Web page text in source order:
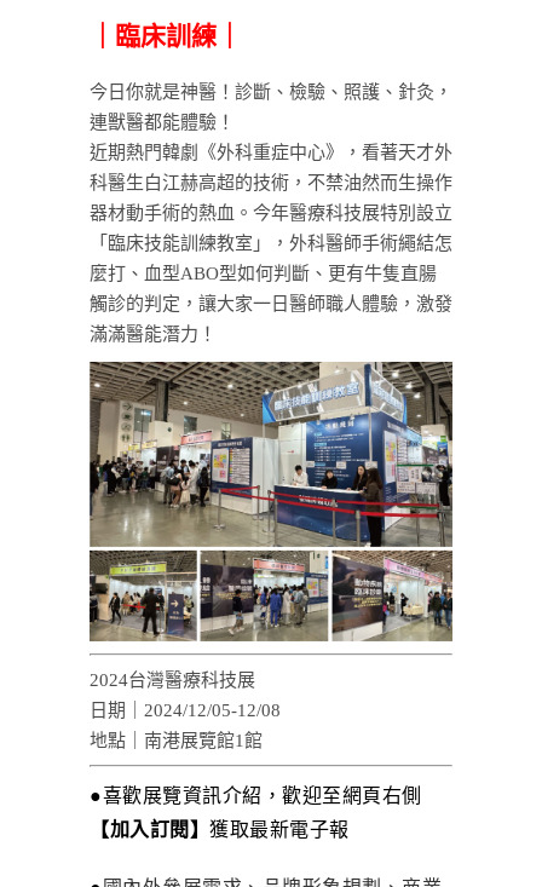
｜臨床訓練｜
今日你就是神醫！診斷、檢驗、照護、針灸，
連獸醫都能體驗！
近期熱門韓劇《外科重症中心》，看著天才外
科醫生白江赫高超的技術，不禁油然而生操作
器材動手術的熱血。今年醫療科技展特別設立
「臨床技能訓練教室」，外科醫師手術繩結怎
麼打、血型ABO型如何判斷、更有牛隻直腸
觸診的判定，讓大家一日醫師職人體驗，激發
滿滿醫能潛力！
2024台灣醫療科技展
日期｜2024/12/05-12/08
地點｜南港展覽館1館
●喜歡展覽資訊介紹，歡迎至網頁右側
【加入訂閱】 獲取最新電子報